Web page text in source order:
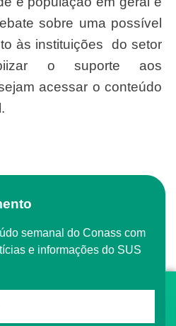
sobre uma possível
às instituições do setor
o suporte aos
acessar o conteúdo
e informações do SUS